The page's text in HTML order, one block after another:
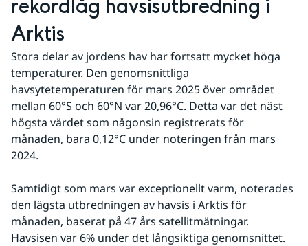
rekordlåg havsisutbredning i
Arktis
Stora delar av jordens hav har fortsatt mycket höga
temperaturer. Den genomsnittliga
havsytetemperaturen för mars 2025 över området
mellan 60°S och 60°N var 20,96°C. Detta var det näst
högsta värdet som någonsin registrerats för
månaden, bara 0,12°C under noteringen från mars
2024.
Samtidigt som mars var exceptionellt varm, noterades
den lägsta utbredningen av havsis i Arktis för
månaden, baserat på 47 års satellitmätningar.
Havsisen var 6% under det långsiktiga genomsnittet.